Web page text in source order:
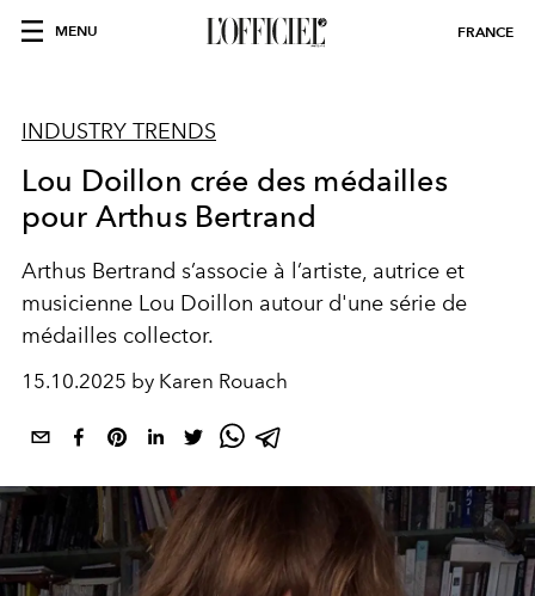
MENU FRANCE
INDUSTRY TRENDS
Lou Doillon crée des médailles
pour Arthus Bertrand
Arthus Bertrand s’associe à l’artiste, autrice et
musicienne Lou Doillon autour d'une série de
médailles collector.
15.10.2025 by Karen Rouach